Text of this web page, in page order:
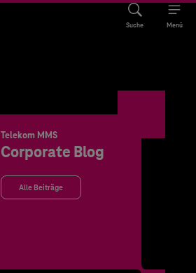
Suche Menü
Telekom MMS
Corporate Blog
Alle Beiträge